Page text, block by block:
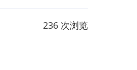
236 次浏览